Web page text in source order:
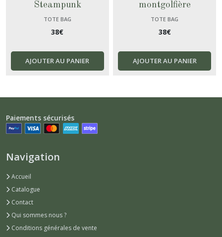
Steampunk
TOTE BAG
38€
AJOUTER AU PANIER
montgolfière
TOTE BAG
38€
AJOUTER AU PANIER
Paiements sécurisés
Navigation
Accueil
Catalogue
Contact
Qui sommes nous ?
Conditions générales de vente